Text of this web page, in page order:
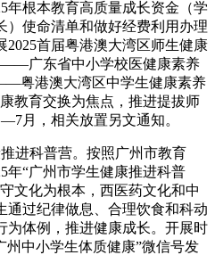
年根本教育高质量成长资金（学
）使命清单和做好经费利用办理
2025首届粤港澳大湾区师生健康
——广东省中小学校医健康素养
粤港澳大湾区中学生健康素养
教育交换为焦点，推进提拔师
月，相关放置另文通知。
科普营。按照广州市教育
年“广州市学生健康推进科普
文化为根本，西医药文化和中
通过纪律做息、合理饮食和科动
为体例，推进健康成长。开展时
州中小学生体质健康”微信号发